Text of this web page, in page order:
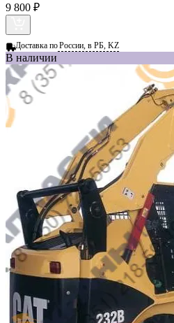
9 800 ₽
Доставка поРоссии, в РБ, KZ
В наличии